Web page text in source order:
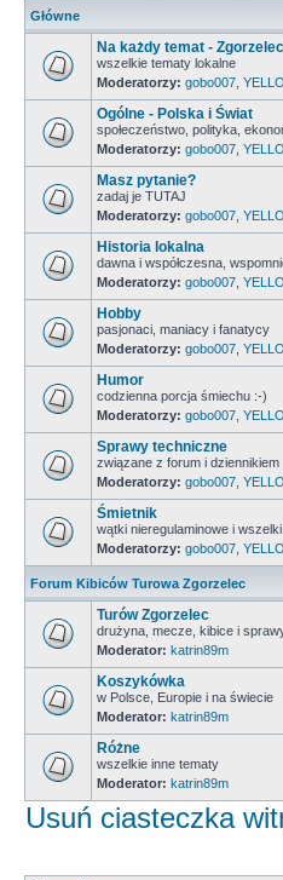
Główne
Na każdy temat -
wszelkie tematy lokalne
Moderatorzy: gobo007
Ogólne - Polska i Świat
społeczeństwo, polityka,
Moderatorzy: gobo007
Masz pytanie?
zadaj je TUTAJ
Moderatorzy: gobo007
Historia lokalna
dawna i współczesna,
Moderatorzy: gobo007
Hobby
pasjonaci, maniacy i fanatycy
Moderatorzy: gobo007
Humor
codzienna porcja śmiechu :-)
Moderatorzy: gobo007
Sprawy techniczne
związane z forum i dziennikiem
Moderatorzy: gobo007
Śmietnik
wątki nieregulaminowe i
Moderatorzy: gobo007
Forum Kibiców Turowa Zgorzelec
Turów Zgorzelec
drużyna, mecze, kibice i
Moderator: katrin89m
Koszykówka
w Polsce, Europie i na świecie
Moderator: katrin89m
Różne
wszelkie inne tematy
Moderator: katrin89m
Usuń ciasteczka